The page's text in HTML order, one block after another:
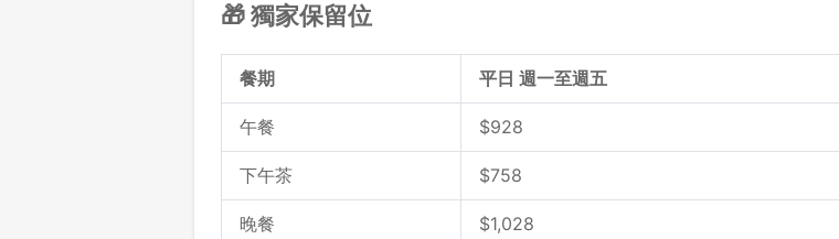
🎁 獨家保留位
餐期 平日 週一至週五
午餐 $928
下午茶 $758
晚餐 $1,028